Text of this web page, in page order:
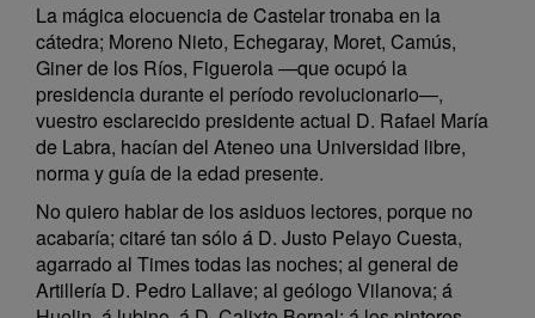
La mágica elocuencia de Castelar tronaba en la
cátedra; Moreno Nieto, Echegaray, Moret, Camús,
Giner de los Ríos, Figuerola —que ocupó la
presidencia durante el período revolucionario—,
vuestro esclarecido presidente actual D. Rafael María
de Labra, hacían del Ateneo una Universidad libre,
norma y guía de la edad presente.
No quiero hablar de los asiduos lectores, porque no
acabaría; citaré tan sólo á D. Justo Pelayo Cuesta,
agarrado al Times todas las noches; al general de
Artillería D. Pedro Lallave; al geólogo Vilanova; á